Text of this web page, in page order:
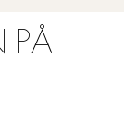
PÅ